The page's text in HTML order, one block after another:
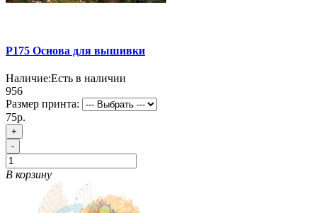
P175 Основа для вышивки
Наличие:Есть в наличии
956
Размер принта:
75р.
+
-
В корзину